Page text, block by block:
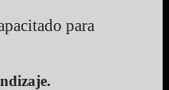
para